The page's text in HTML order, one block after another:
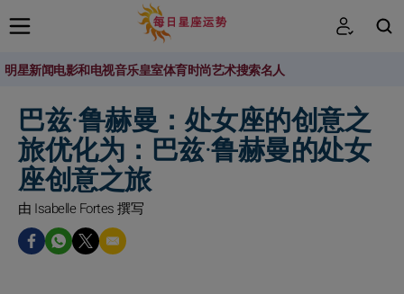
明星新闻电影和电视音乐皇室体育时尚艺术搜索名人
搜索
巴兹·鲁赫曼：处女座的创意之
旅优化为：巴兹·鲁赫曼的处女
座创意之旅
由 Isabelle Fortes 撰写